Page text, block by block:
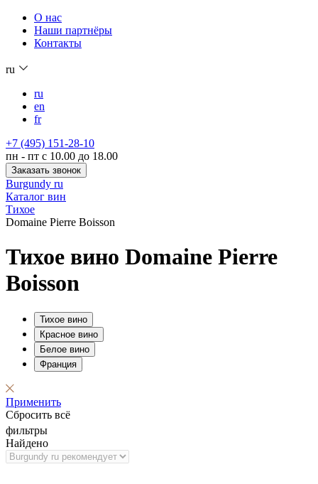
О нас
Наши партнёры
Контакты
ru
ru
en
fr
+7 (495) 151-28-10
пн - пт с 10.00 до 18.00
Заказать звонок
Burgundy ru
Каталог вин
Тихое
Domaine Pierre Boisson
Тихое вино Domaine Pierre
Boisson
Тихое вино
Красное вино
Белое вино
Франция
Применить
Сбросить всё
фильтры
Найдено